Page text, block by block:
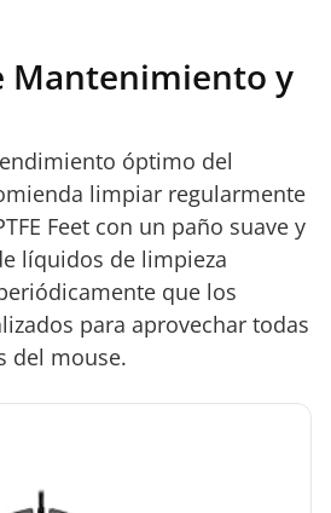
Mantenimiento y
óptimo del
limpiar regularmente
Feet con un paño suave y
líquidos de limpieza
que los
para aprovechar todas
del mouse.